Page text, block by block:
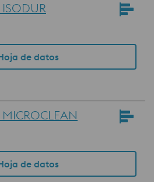
de datos
de datos